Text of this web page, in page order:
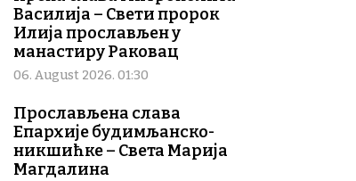
Василија – Свети пророк
Илија прослављен у
манастиру Раковац
06. August 2026. 01:30
Прослављена слава
Епархије будимљанско-
никшићке – Света Марија
Магдалина